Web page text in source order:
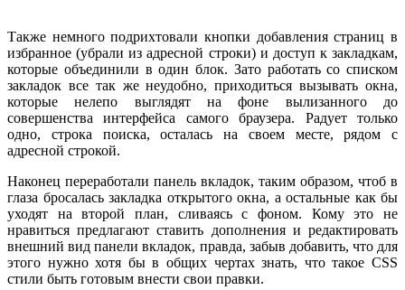
Также немного подрихтовали кнопки добавления страниц в
избранное (убрали из адресной строки) и доступ к закладкам,
которые объединили в один блок. Зато работать со списком
закладок все так же неудобно, приходиться вызывать окна,
которые нелепо выглядят на фоне вылизанного до
совершенства интерфейса самого браузера. Радует только
одно, строка поиска, осталась на своем месте, рядом с
адресной строкой.
Наконец переработали панель вкладок, таким образом, чтоб в
глаза бросалась закладка открытого окна, а остальные как бы
уходят на второй план, сливаясь с фоном. Кому это не
нравиться предлагают ставить дополнения и редактировать
внешний вид панели вкладок, правда, забыв добавить, что для
этого нужно хотя бы в общих чертах знать, что такое CSS
стили быть готовым внести свои правки.